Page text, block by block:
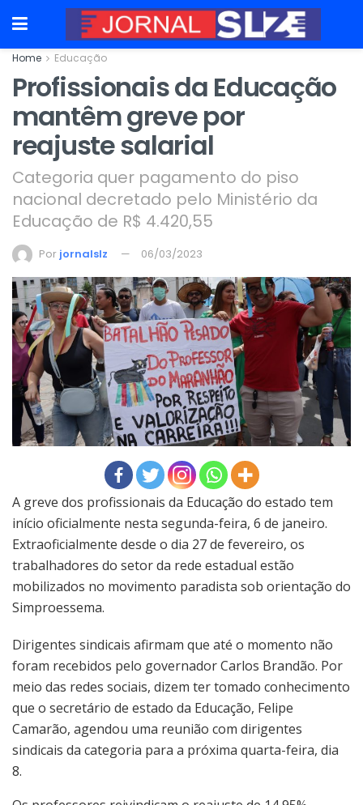
Home Educação
Profissionais da Educação
mantêm greve por
reajuste salarial
Categoria quer pagamento do piso
nacional decretado pelo Ministério da
Educação de R$ 4.420,55
Por jornalslz 06/03/2023
A greve dos profissionais da Educação do estado tem
início oficialmente nesta segunda-feira, 6 de janeiro.
Extraoficialmente desde o dia 27 de fevereiro, os
trabalhadores do setor da rede estadual estão
mobilizados no movimento paradista sob orientação do
Simproessema.
Dirigentes sindicais afirmam que até o momento não
foram recebidos pelo governador Carlos Brandão. Por
meio das redes sociais, dizem ter tomado conhecimento
que o secretário de estado da Educação, Felipe
Camarão, agendou uma reunião com dirigentes
sindicais da categoria para a próxima quarta-feira, dia
8.